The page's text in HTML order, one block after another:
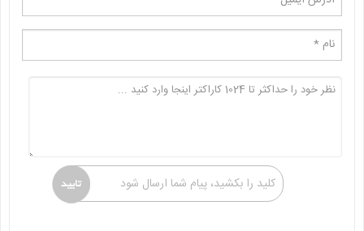
کلید را بکشید، پیام شما ارسال شود